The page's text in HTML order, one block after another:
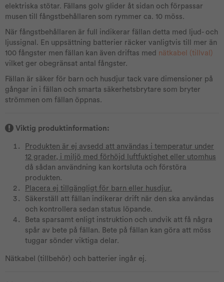
elektriska stötar. Fällans golv glider åt sidan och förpassar
musen till fångstbehållaren som rymmer ca. 10 möss.
När fångstbehållaren är full indikerar fällan detta med ljud- och
ljussignal. En uppsättning batterier räcker vanligtvis till mer än
100 fångster men fällan kan även driftas med nätkabel (tillval)
vilket ger obegränsat antal fångster.
Fällan är säker för barn och husdjur tack vare dimensioner på
gångar in i fällan och smarta säkerhetsbrytare som bryter
strömmen om fällan öppnas.
Viktig produktinformation:
Produkten är ej avsedd att användas i temperatur under
12 grader, i miljö med förhöjd luftfuktighet eller utomhus
då sådan användning kan kortsluta och förstöra
produkten.
Placera ej tillgängligt för barn eller husdjur.
Säkerställ att fällan indikerar drift när den ska användas
och kontrollera sedan status löpande.
Beta sparsamt enligt instruktion och undvik att få några
spår av bete på fällan. Bete på fällan kan göra att möss
tuggar sönder viktiga delar.
Nätkabel (tillbehör) och batterier ingår ej.